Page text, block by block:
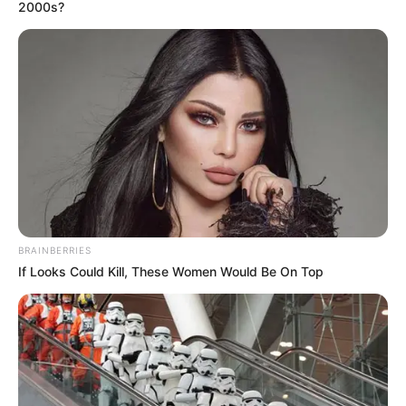
Ausflugsziele, Freizeitangebote, Museen und
Sehenswürdigkeiten in Saalfeld und im Umkreis:
2000s?
BRAINBERRIES
If Looks Could Kill, These Women Would Be On Top